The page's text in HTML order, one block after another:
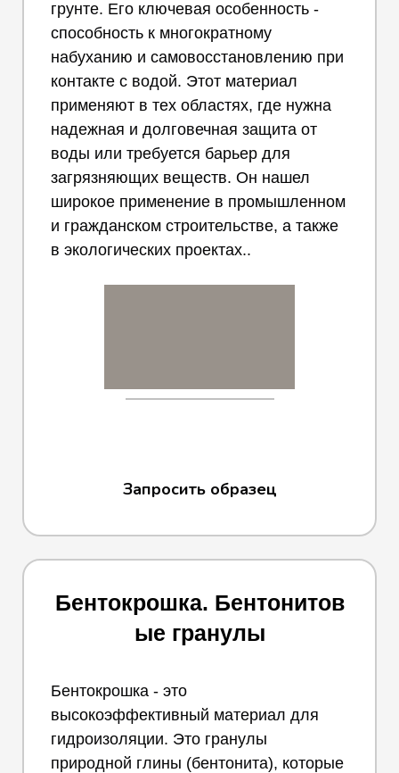
грунте. Его ключевая особенность -
способность к многократному
набуханию и самовосстановлению при
контакте с водой. Этот материал
применяют в тех областях, где нужна
надежная и долговечная защита от
воды или требуется барьер для
загрязняющих веществ. Он нашел
широкое применение в промышленном
и гражданском строительстве, а также
в экологических проектах..
Запросить образец
Бентокрошка. Бентонитов
ые гранулы
Бентокрошка - это
высокоэффективный материал для
гидроизоляции. Это гранулы
природной глины (бентонита), которые